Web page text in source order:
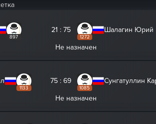
897
21 : 75
1272
Шалагин Юрий
Не назначен
1133
75 : 69
1085
Сунгатуллин
Не назначен